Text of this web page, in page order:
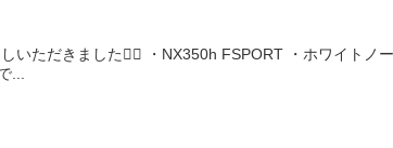
いただきました🙇‍♂️ ・NX350h FSPORT ・ホワイトノ
...